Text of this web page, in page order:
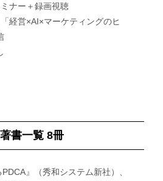
ナー＋録画視聴
経営×AI×マーケティングのヒ
書一覧 8冊
』（秀和システム新社）、